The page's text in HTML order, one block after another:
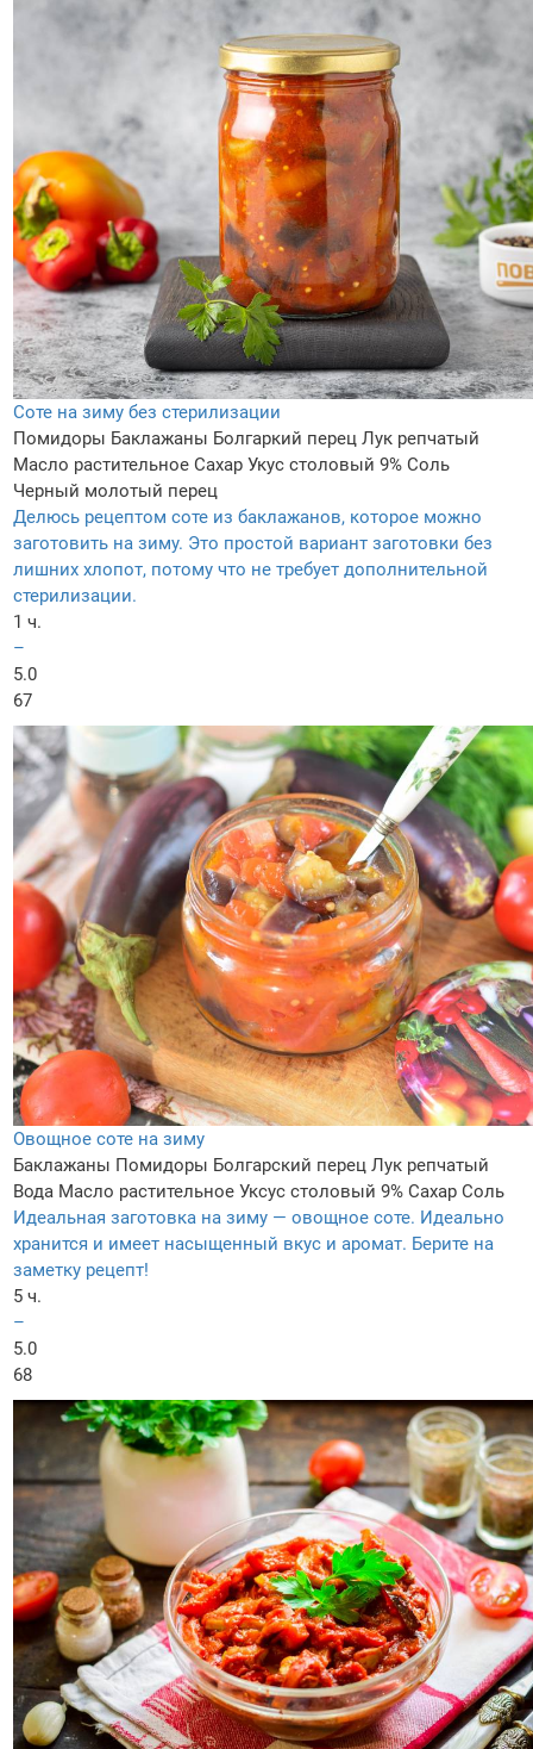
Соте на зиму без стерилизации
Помидоры Баклажаны Болгаркий перец Лук репчатый
Масло растительное Сахар Укус столовый 9% Соль
Черный молотый перец
Делюсь рецептом соте из баклажанов, которое можно
заготовить на зиму. Это простой вариант заготовки без
лишних хлопот, потому что не требует дополнительной
стерилизации.
1 ч.
–
5.0
67
Овощное соте на зиму
Баклажаны Помидоры Болгарский перец Лук репчатый
Вода Масло растительное Уксус столовый 9% Сахар Соль
Идеальная заготовка на зиму — овощное соте. Идеально
хранится и имеет насыщенный вкус и аромат. Берите на
заметку рецепт!
5 ч.
–
5.0
68